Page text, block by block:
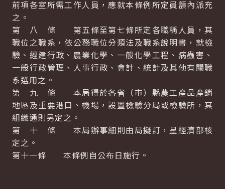
前項各室所需工作人員，應就本條例所定員額內派充
之。
第 八 條 第五條至第七條所定各職稱人員，其
職位之職系，依公務職位分類法及職系說明書，就檢
驗、經建行政、農業化學、一般化學工程、病蟲害、
一般行政管理、人事行政、會計、統計及其他有關職
系選用之。
第 九 條 本局得於各省（市）縣農工產品產銷
地區及重要港口、機場，設置檢驗分局或檢驗所，其
組織通則另定之。
第 十 條 本局辦事細則由局擬訂，呈經濟部核
定之。
第十一條 本條例自公布日施行。